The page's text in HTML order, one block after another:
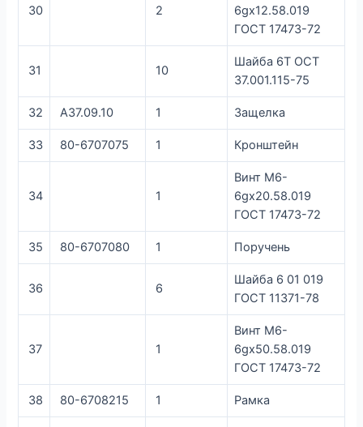
30 2
6gх12.58.019
ГОСТ 17473-72
31 10
Шайба 6Т ОСТ
37.001.115-75
32 А37.09.10 1 Защелка
33 80-6707075 1 Кронштейн
34 1
Винт М6-
6gх20.58.019
ГОСТ 17473-72
35 80-6707080 1 Поручень
36 6
Шайба 6 01 019
ГОСТ 11371-78
37 1
Винт М6-
6gх50.58.019
ГОСТ 17473-72
38 80-6708215 1 Рамка